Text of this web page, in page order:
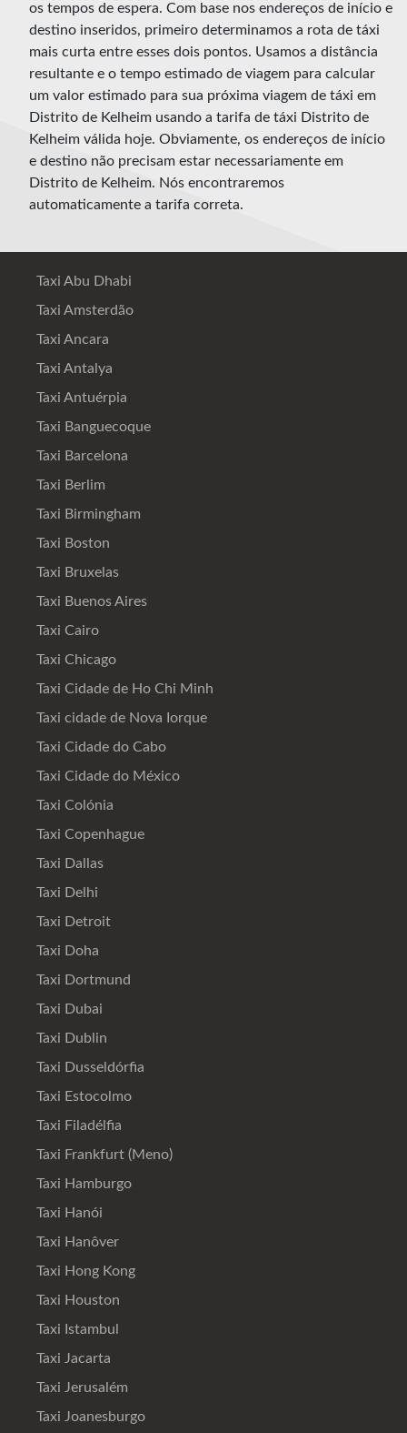
os tempos de espera. Com base nos endereços de início e
destino inseridos, primeiro determinamos a rota de táxi
mais curta entre esses dois pontos. Usamos a distância
resultante e o tempo estimado de viagem para calcular
um valor estimado para sua próxima viagem de táxi em
Distrito de Kelheim usando a tarifa de táxi Distrito de
Kelheim válida hoje. Obviamente, os endereços de início
e destino não precisam estar necessariamente em
Distrito de Kelheim. Nós encontraremos
automaticamente a tarifa correta.
Taxi Abu Dhabi
Taxi Amsterdão
Taxi Ancara
Taxi Antalya
Taxi Antuérpia
Taxi Banguecoque
Taxi Barcelona
Taxi Berlim
Taxi Birmingham
Taxi Boston
Taxi Bruxelas
Taxi Buenos Aires
Taxi Cairo
Taxi Chicago
Taxi Cidade de Ho Chi Minh
Taxi cidade de Nova Iorque
Taxi Cidade do Cabo
Taxi Cidade do México
Taxi Colónia
Taxi Copenhague
Taxi Dallas
Taxi Delhi
Taxi Detroit
Taxi Doha
Taxi Dortmund
Taxi Dubai
Taxi Dublin
Taxi Dusseldórfia
Taxi Estocolmo
Taxi Filadélfia
Taxi Frankfurt (Meno)
Taxi Hamburgo
Taxi Hanói
Taxi Hanôver
Taxi Hong Kong
Taxi Houston
Taxi Istambul
Taxi Jacarta
Taxi Jerusalém
Taxi Joanesburgo